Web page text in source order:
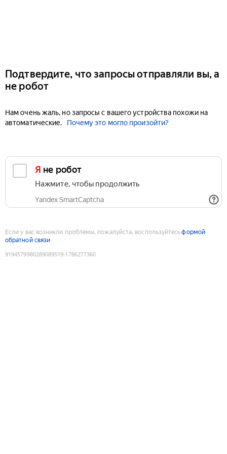
Подтвердите, что запросы отправляли вы, а
не робот
Нам очень жаль, но запросы с вашего устройства похожи на
автоматические.
Почему это могло произойти?
Я не робот
Нажмите, чтобы продолжить
Yandex SmartCaptcha
Если у вас возникли проблемы, пожалуйста, воспользуйтесьформой
обратной связи
9194579980289089519:1786277360